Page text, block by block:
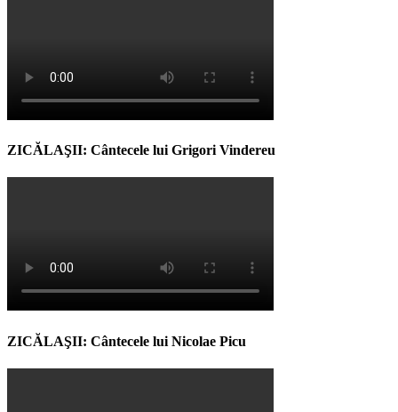
ZICĂLAŞII: Cântecele lui Grigori Vindereu
ZICĂLAŞII: Cântecele lui Nicolae Picu